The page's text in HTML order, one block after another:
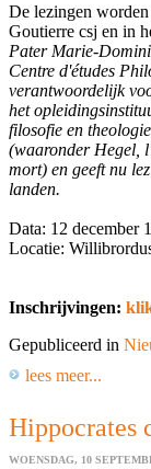
De lezingen
Goutierre csj en in
Pater Marie-
Centre d'études
verantwoordelijk
het
filosofie en
(waaronder Hegel,
mort) en geeft nu
landen.
Data: 12 december
Locatie:
Inschrijvingen:
Gepubliceerd in
lees meer...
Hippocrates
WOENSDAG, 10